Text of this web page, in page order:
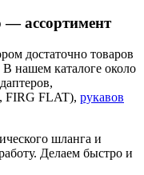
ассортимент
достаточно товаров
нашем каталоге около
, FIRG FLAT), рукавов
шланга и
Делаем быстро и